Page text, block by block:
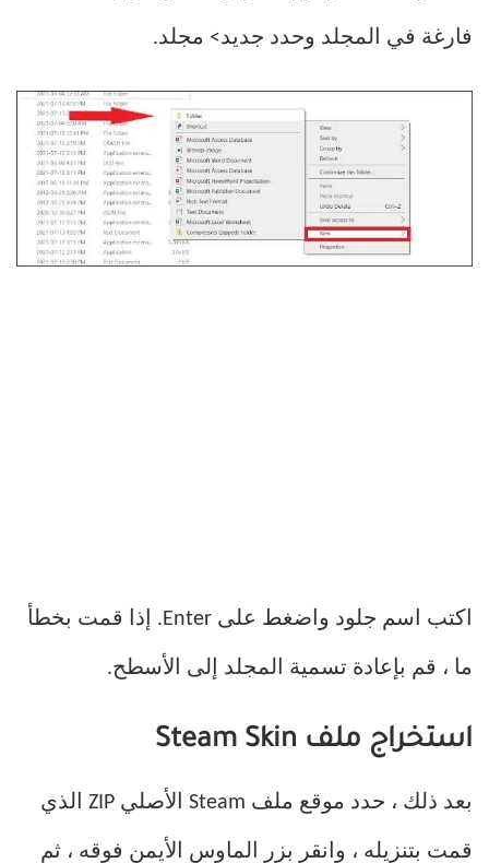
فارغة في المجلد وحدد جديد> مجلد.
اكتب اسم جلود واضغط على Enter. إذا قمت بخطأ
ما ، قم بإعادة تسمية المجلد إلى الأسطح.
استخراج ملف Steam Skin
بعد ذلك ، حدد موقع ملف Steam الأصلي ZIP الذي
قمت بتنزيله ، وانقر بزر الماوس الأيمن فوقه ، ثم